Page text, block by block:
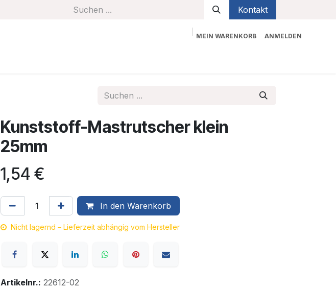
Kontakt
MEIN WARENKORB ANMELDEN
Kunststoff-Mastrutscher klein
25mm
1,54 €
In den Warenkorb
Nicht lagernd – Lieferzeit abhängig vom Hersteller
Artikelnr.: 22612-02